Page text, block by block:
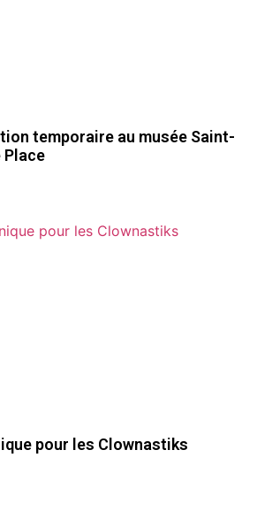
temporaire au musée Saint-
Place
pour les Clownastiks